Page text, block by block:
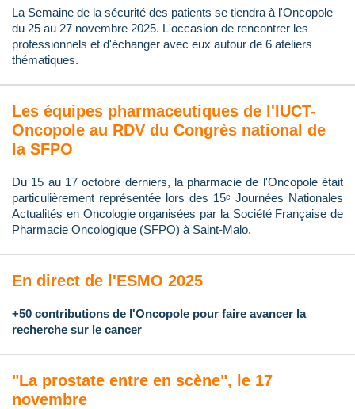
La Semaine de la sécurité des patients se tiendra à l'Oncopole
du 25 au 27 novembre 2025. L'occasion de rencontrer les
professionnels et d'échanger avec eux autour de 6 ateliers
thématiques.
Les équipes pharmaceutiques de l'IUCT-
Oncopole au RDV du Congrès national de
la SFPO
Du 15 au 17 octobre derniers, la pharmacie de l'Oncopole était
particulièrement représentée lors des 15ᵉ Journées Nationales
Actualités en Oncologie organisées par la Société Française de
Pharmacie Oncologique (SFPO) à Saint-Malo.
En direct de l'ESMO 2025
+50 contributions de l'Oncopole pour faire avancer la
recherche sur le cancer
"La prostate entre en scène", le 17
novembre